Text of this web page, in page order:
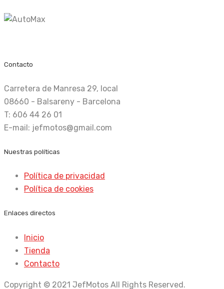
Contacto
Carretera de Manresa 29, local
08660 - Balsareny - Barcelona
T: 606 44 26 01
E-mail: jefmotos@gmail.com
Nuestras políticas
Política de privacidad
Política de cookies
Enlaces directos
Inicio
Tienda
Contacto
Copyright © 2021 JefMotos All Rights Reserved.